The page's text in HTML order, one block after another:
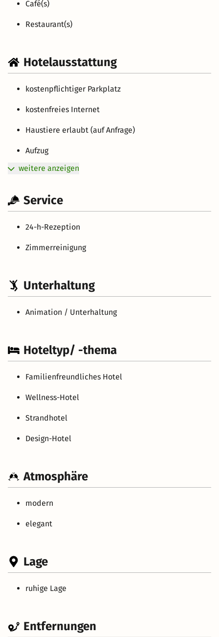
Café(s)
Restaurant(s)
Hotelausstattung
kostenpflichtiger Parkplatz
kostenfreies Internet
Haustiere erlaubt (auf Anfrage)
Aufzug
weitere anzeigen
Service
24-h-Rezeption
Zimmerreinigung
Unterhaltung
Animation / Unterhaltung
Hoteltyp/ -thema
Familienfreundliches Hotel
Wellness-Hotel
Strandhotel
Design-Hotel
Atmosphäre
modern
elegant
Lage
ruhige Lage
Entfernungen